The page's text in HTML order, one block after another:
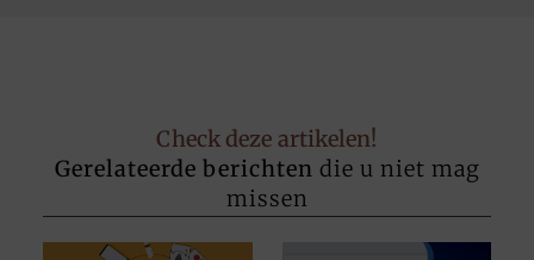
Check deze artikelen!
Gerelateerde berichten die u niet mag
missen